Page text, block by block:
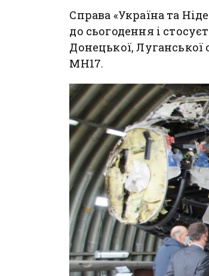
Справа «Україна та
до сьогодення і
Донецької, Луганської
MH17.